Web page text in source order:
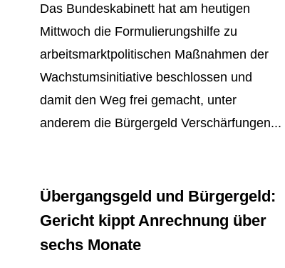
Das Bundeskabinett hat am heutigen
Mittwoch die Formulierungshilfe zu
arbeitsmarktpolitischen Maßnahmen der
Wachstumsinitiative beschlossen und
damit den Weg frei gemacht, unter
anderem die Bürgergeld Verschärfungen...
Übergangsgeld und Bürgergeld:
Gericht kippt Anrechnung über
sechs Monate